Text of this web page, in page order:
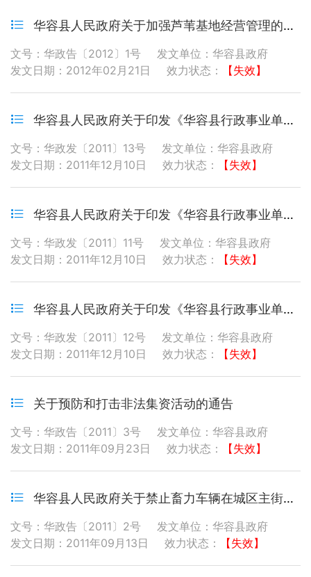
华容县人民政府关于加强芦苇基地经营管理的通告
文号：华政告〔2012〕1号
发文单位：华容县政府
发文日期：2012年02月21日
效力状态： 【失效】
华容县人民政府关于印发《华容县行政事业单位国有资产使用与收益管理办法》的通知
文号：华政发〔2011〕13号
发文单位：华容县政府
发文日期：2011年12月10日
效力状态： 【失效】
华容县人民政府关于印发《华容县行政事业单位国有资产处置管理办法》的通知
文号：华政发〔2011〕11号
发文单位：华容县政府
发文日期：2011年12月10日
效力状态： 【失效】
华容县人民政府关于印发《华容县行政事业单位国有资产管理办法》的通知
文号：华政发〔2011〕12号
发文单位：华容县政府
发文日期：2011年12月10日
效力状态： 【失效】
关于预防和打击非法集资活动的通告
文号：华政告〔2011〕3号
发文单位：华容县政府
发文日期：2011年09月23日
效力状态： 【失效】
华容县人民政府关于禁止畜力车辆在城区主街道行驶和停放的通告
文号：华政告〔2011〕2号
发文单位：华容县政府
发文日期：2011年09月13日
效力状态： 【失效】